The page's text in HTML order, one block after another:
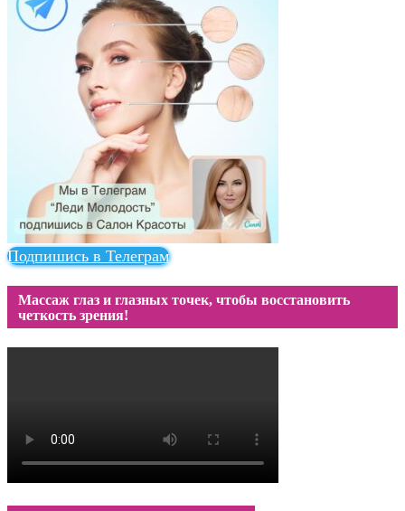
Подпишись в Телеграм
Массаж глаз и глазных точек, чтобы восстановить
четкость зрения!